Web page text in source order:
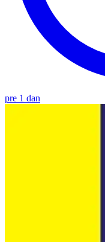
pre 1 dan